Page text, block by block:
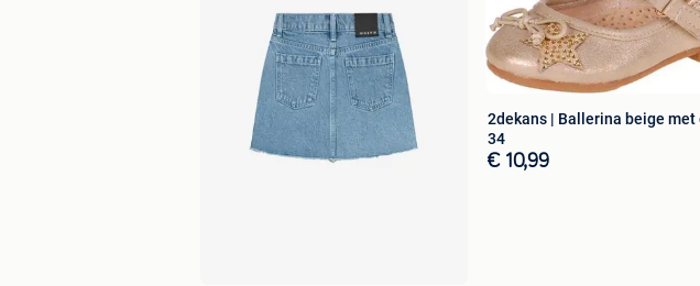
Home in de warme kleur cappuccino.
Is dit toch niet helemaal wat je zoekt? Dan kan je alles van het
website vinden.
2dekans | Ballerina beige met
34
€ 10,99